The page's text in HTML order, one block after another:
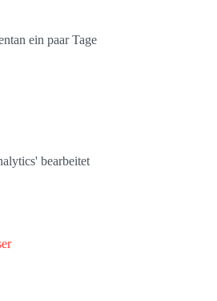
ein paar Tage
bearbeitet